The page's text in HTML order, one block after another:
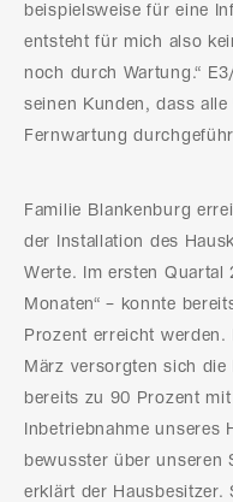
beispielsweise für eine
entsteht für mich also
noch durch Wartung.“
seinen Kunden, dass
Fernwartung
Familie Blankenburg
der Installation des
Werte. Im ersten Quartal
Monaten“ – konnte
Prozent erreicht werden.
März versorgten sich
bereits zu 90 Prozent
Inbetriebnahme unseres
bewusster über unseren
erklärt der